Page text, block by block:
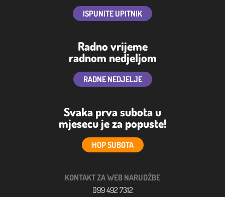
ISPUNITE UPITNIK
Radno vrijeme
radnom nedjeljom
RADNE NEDJELJE
Svaka prva subota u
mjesecu je za popuste!
HOP SUBOTA
KONTAKT ZA WEB NARUDŽBE
099 492 7312